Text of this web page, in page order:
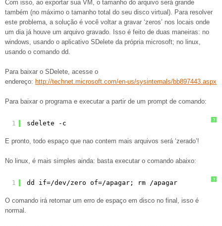
Com isso, ao exportar sua VM, o tamanho do arquivo será grande
também (no máximo o tamanho total do seu disco virtual). Para resolver
este problema, a solução é você voltar a gravar ‘zeros’ nos locais onde
um dia já houve um arquivo gravado. Isso é feito de duas maneiras: no
windows, usando o aplicativo SDelete da própria microsoft; no linux,
usando o comando dd.
Para baixar o SDelete, acesse o
endereço: http://technet.microsoft.com/en-us/sysinternals/bb897443.aspx
Para baixar o programa e executar a partir de um prompt de comando:
?
1 sdelete -c
E pronto, todo espaço que nao contem mais arquivos será ‘zerado’!
No linux, é mais simples ainda: basta executar o comando abaixo:
?
1 dd if=/dev/zero of=/apagar; rm /apagar
O comando irá retornar um erro de espaço em disco no final, isso é
normal.